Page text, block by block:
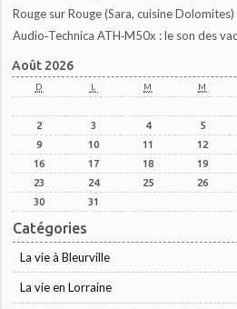
Rouge sur Rouge (Sara, cuisine Dolomites)
Audio‑Technica ATH‑M50x : le son des
Août 2026
D L M M
2
3 4 5
9
10 11 12
16
17 18 19
23
24 25 26
30
31
Catégories
La vie à Bleurville
La vie en Lorraine